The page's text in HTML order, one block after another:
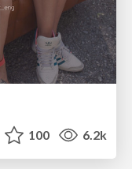
100 6.2k